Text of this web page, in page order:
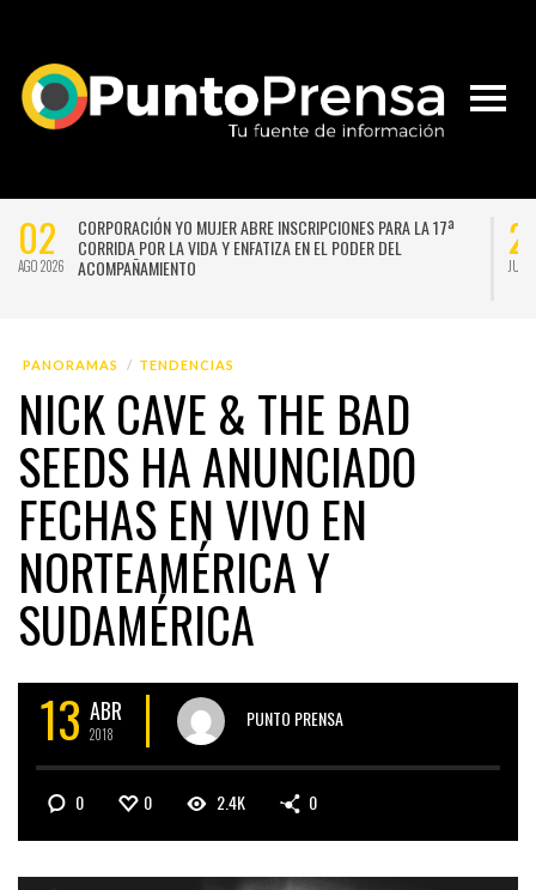
02
AGO 2026
CORPORACIÓN YO MUJER ABRE INSCRIPCIONES PARA LA 17ª
CORRIDA POR LA VIDA Y ENFATIZA EN EL PODER DEL
ACOMPAÑAMIENTO
JUL
PANORAMAS TENDENCIAS
NICK CAVE & THE BAD
SEEDS HA ANUNCIADO
FECHAS EN VIVO EN
NORTEAMÉRICA Y
SUDAMÉRICA
13 ABR
2018
PUNTO PRENSA
0 0 2.4K 0